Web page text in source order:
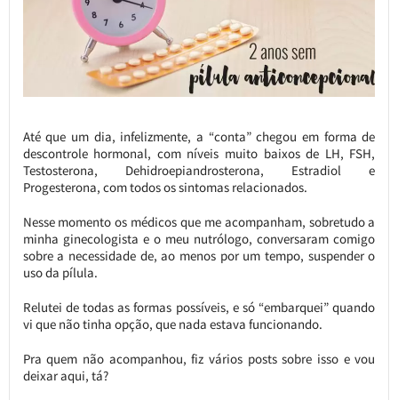
Até que um dia, infelizmente, a “conta” chegou em forma de
descontrole hormonal, com níveis muito baixos de LH, FSH,
Testosterona, Dehidroepiandrosterona, Estradiol e
Progesterona, com todos os sintomas relacionados.
Nesse momento os médicos que me acompanham, sobretudo a
minha ginecologista e o meu nutrólogo, conversaram comigo
sobre a necessidade de, ao menos por um tempo, suspender o
uso da pílula.
Relutei de todas as formas possíveis, e só “embarquei” quando
vi que não tinha opção, que nada estava funcionando.
Pra quem não acompanhou, fiz vários posts sobre isso e vou
deixar aqui, tá?